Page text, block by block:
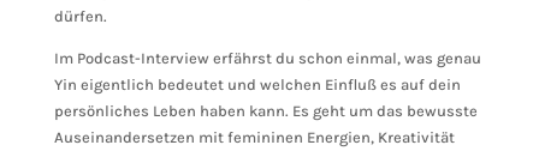
dürfen.
Im Podcast-Interview erfährst du schon einmal, was genau
Yin eigentlich bedeutet und welchen Einfluß es auf dein
persönliches Leben haben kann. Es geht um das bewusste
Auseinandersetzen mit femininen Energien, Kreativität